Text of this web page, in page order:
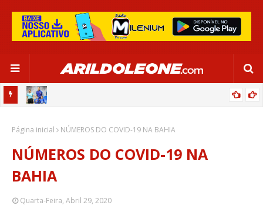
SALVADOR
Página inicial NÚMEROS DO COVID-19 NA BAHIA
NÚMEROS DO COVID-19 NA
BAHIA
Quarta-Feira, Abril 29, 2020